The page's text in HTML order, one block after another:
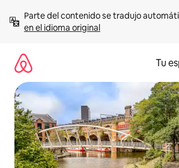
contenido
Parte del contenido se tradujo
en el idioma original
Tu